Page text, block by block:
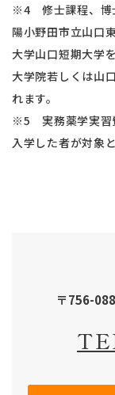
※4 修士課程、博
陽小野田市立山口
大学山口短期大学
大学院若しくは山
れます。
※5 実務薬学実習
入学した者が対象
〒756-